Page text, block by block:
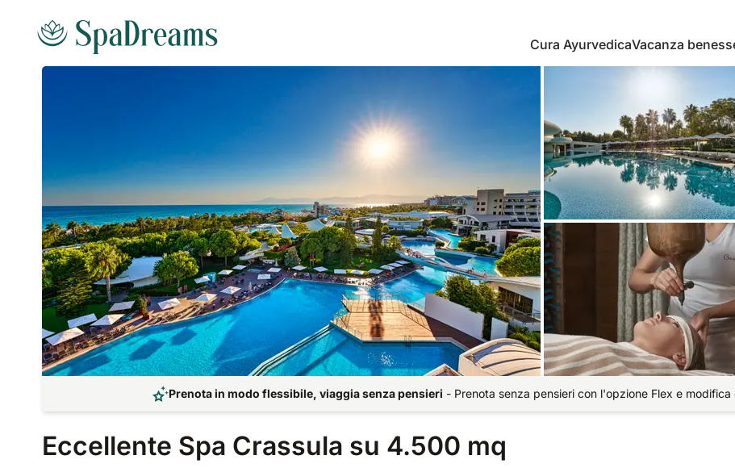
Cura AyurvedicaVacanza
Prenota in modo flessibile, viaggia senza pensieri - Prenota senza pensieri con l'opzione Flex e
Eccellente Spa Crassula su 4.500 mq